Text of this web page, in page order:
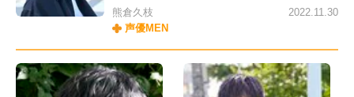
熊倉久枝
声優MEN
2022.11.30